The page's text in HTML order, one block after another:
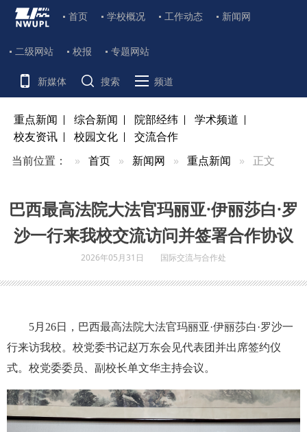
首页 学校概况 工作动态 新闻网
二级网站 校报 专题网站
新媒体 搜索 频道
重点新闻 综合新闻 院部经纬
学术频道
校友资讯
校园文化
交流合作
当前位置：
首页 新闻网 重点新闻 正文
巴西最高法院大法官玛丽亚·伊丽莎白·罗
沙一行来我校交流访问并签署合作协议
2026年05月31日 国际交流与合作处
5月26日，巴西最高法院大法官玛丽亚·伊丽莎白·罗沙一
行来访我校。校党委书记赵万东会见代表团并出席签约仪
式。校党委委员、副校长单文华主持会议。